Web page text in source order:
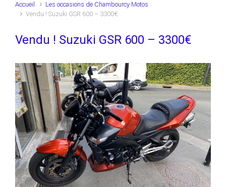
Accueil
Les occasions de Chambourcy Motos
Vendu ! Suzuki GSR 600 – 3300€
Vendu ! Suzuki GSR 600 – 3300€